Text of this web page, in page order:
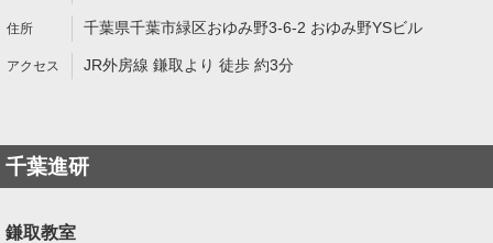
千葉県千葉市緑区おゆみ野3-6-2 おゆみ野YSビル
JR外房線 鎌取より 徒歩 約3分
千葉進研
鎌取教室